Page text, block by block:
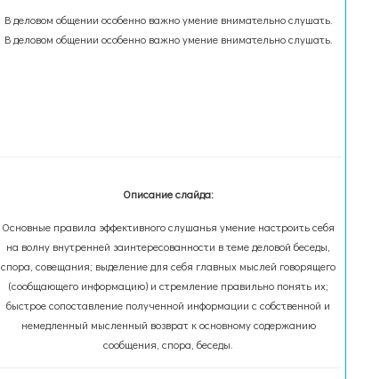
В деловом общении особенно важно умение внимательно слушать.
В деловом общении особенно важно умение внимательно слушать.
Описание слайда:
Основные правила эффективного слушанья умение настроить себя
на волну внутренней заинтересован­ности в теме деловой беседы,
спора, совещания; выделение для себя главных мыслей говорящего
(сообщающего информацию) и стремление правильно понять их;
быстрое сопоставление полученной информации с собственной и
немедленный мысленный возврат к основному содержанию
сообщения, спора, беседы.